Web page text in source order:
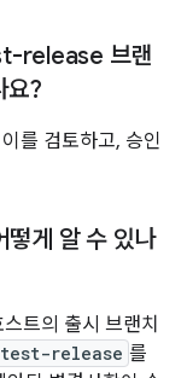
release 브랜
요?
를 검토하고, 승인
떻게 알 수 있나
트의 출시 브랜치
release 를